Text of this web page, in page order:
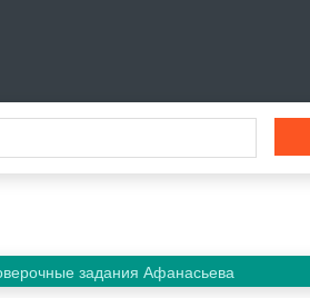
задания Афанасьева